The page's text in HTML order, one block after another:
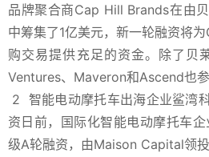
品牌聚合商Cap Hill Brands在由
中筹集了1亿美元，新一轮融资将
购交易提供充足的资金。除了贝
Ventures、Maveron和Ascend也参
2 智能电动摩托车出海企业鲨湾
资日前，国际化智能电动摩托车
级A轮融资，由Maison Capital领